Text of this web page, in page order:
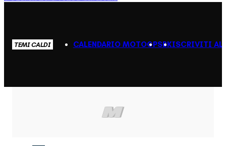
TEMI CALDI CALENDARIO MOTOGPSBKISCRIVITI AL